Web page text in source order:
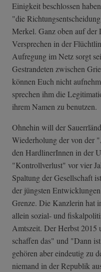
Einigkeit beschlossen
"die
Merkel. Ganz oben auf der
Versprechen in der
Aufregung im Netz sorgt
Gestrandeten zwischen
können Euch nicht
sprechen ihm die
ihrem Namen zu benutzen.
Ohnehin will der
Wiederholung der von der
den HardlinerInnen in der
"Kontrollverlust" vor vier
Spaltung der Gesellschaft
der jüngsten
Grenze. Die Kanzlerin hat
allein sozial- und
Amtszeit. Der Herbst 2015
schaffen das" und "Dann
gehören aber eindeutig zu
niemand in der Republik